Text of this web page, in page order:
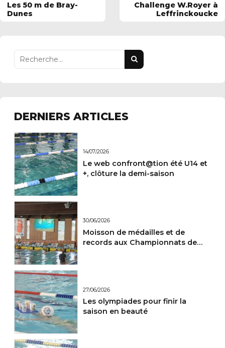
Les 50 m de Bray-
Dunes
Challenge W.Royer à
Leffrinckoucke
DERNIERS ARTICLES
14/07/2026
Le web confront@tion été U14 et
+, clôture la demi-saison
30/06/2026
Moisson de médailles et de
records aux Championnats de
27/06/2026
Les olympiades pour finir la
saison en beauté